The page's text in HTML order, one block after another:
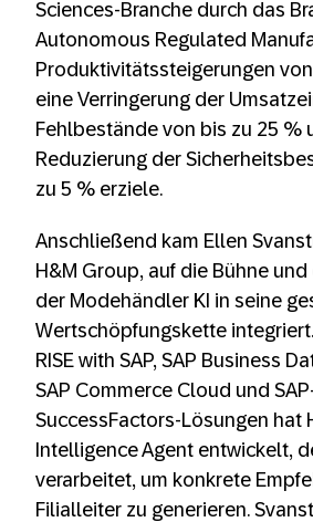
Sciences-Branche durch das
Autonomous Regulated
Produktivitätssteigerungen
eine Verringerung der
Fehlbestände von bis zu 25 %
Reduzierung der
zu 5 % erziele.
Anschließend kam Ellen
H&M Group, auf die Bühne
der Modehändler KI in seine
Wertschöpfungskette
RISE with SAP, SAP Business
SAP Commerce Cloud und
SuccessFactors-Lösungen hat
Intelligence Agent entwickelt,
verarbeitet, um konkrete
Filialleiter zu generieren.